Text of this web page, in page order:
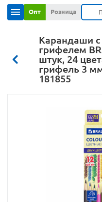
Опт Розница
Карандаши
грифелем
штук, 24
грифель 3
181855